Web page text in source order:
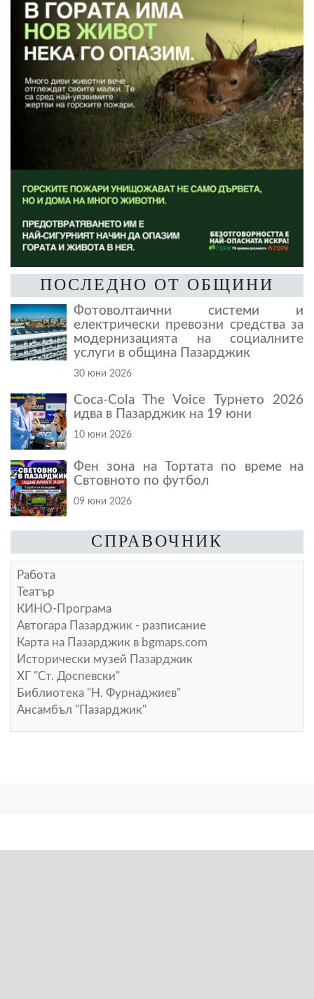
ПОСЛЕДНО ОТ ОБЩИНИ
Фотоволтаични системи и
електрически превозни средства за
модернизацията на социалните
услуги в община Пазарджик
30 юни 2026
Coca-Cola The Voice Турнето 2026
идва в Пазарджик на 19 юни
10 юни 2026
Фен зона на Тортата по време на
Свтовното по футбол
09 юни 2026
СПРАВОЧНИК
Работа
Театър
КИНО-Програма
Автогара Пазарджик - разписание
Карта на Пазарджик в bgmaps.com
Исторически музей Пазарджик
ХГ "Ст. Доспевски"
Библиотека "Н. Фурнаджиев"
Ансамбъл "Пазарджик"